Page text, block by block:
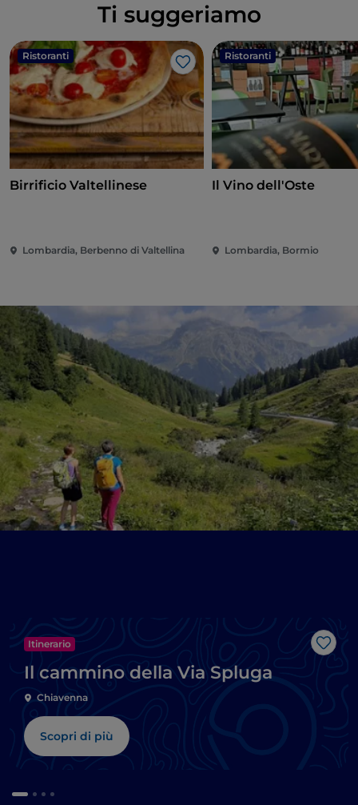
Ti suggeriamo
Ristoranti
Like
Birrificio Valtellinese
Lombardia, Berbenno di Valtellina
Ristoranti
Il Vino dell'Oste
Lombardia, Bormio
Like
Itinerario
Il cammino della Via Spluga
Chiavenna
Scopri di più